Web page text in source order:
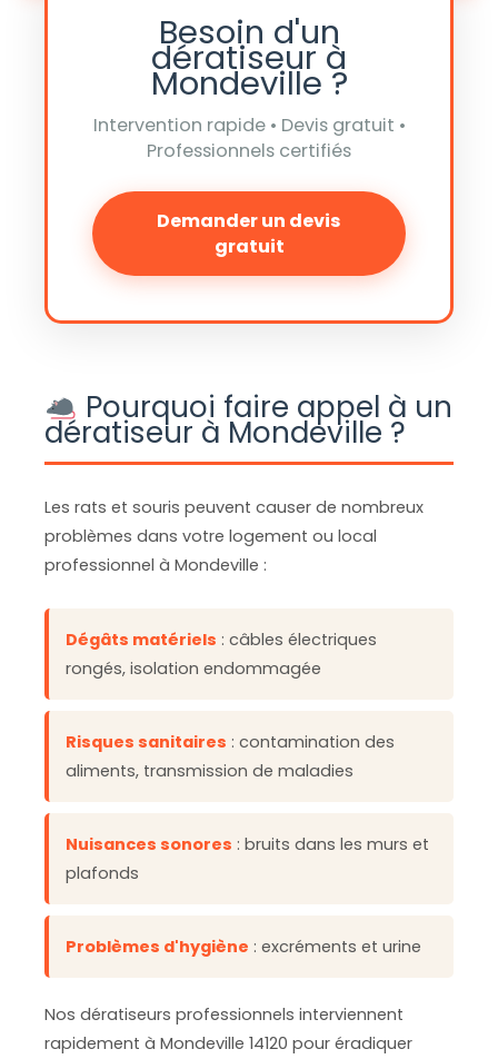
Besoin d'un
dératiseur à
Mondeville ?
Intervention rapide • Devis gratuit •
Professionnels certifiés
Demander un devis
gratuit
Pourquoi faire appel à un
dératiseur à Mondeville ?
Les rats et souris peuvent causer de nombreux
problèmes dans votre logement ou local
professionnel à Mondeville :
Dégâts matériels : câbles électriques
rongés, isolation endommagée
Risques sanitaires : contamination des
aliments, transmission de maladies
Nuisances sonores : bruits dans les murs et
plafonds
Problèmes d'hygiène : excréments et urine
Nos dératiseurs professionnels interviennent
rapidement à Mondeville 14120 pour éradiquer